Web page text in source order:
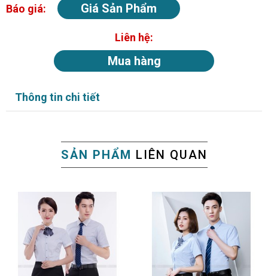
Báo giá: Giá Sản Phẩm
Liên hệ:
Mua hàng
Thông tin chi tiết
SẢN PHẨM LIÊN QUAN